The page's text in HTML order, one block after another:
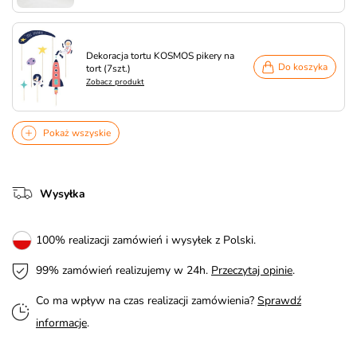
Dekoracja tortu KOSMOS pikery na
tort (7szt.)
Zobacz produkt
Do koszyka
Pokaż wszyskie
Wysyłka
100% realizacji zamówień i wysyłek z Polski.
99% zamówień realizujemy w 24h. Przeczytaj opinie.
Co ma wpływ na czas realizacji zamówienia? Sprawdź
informacje.